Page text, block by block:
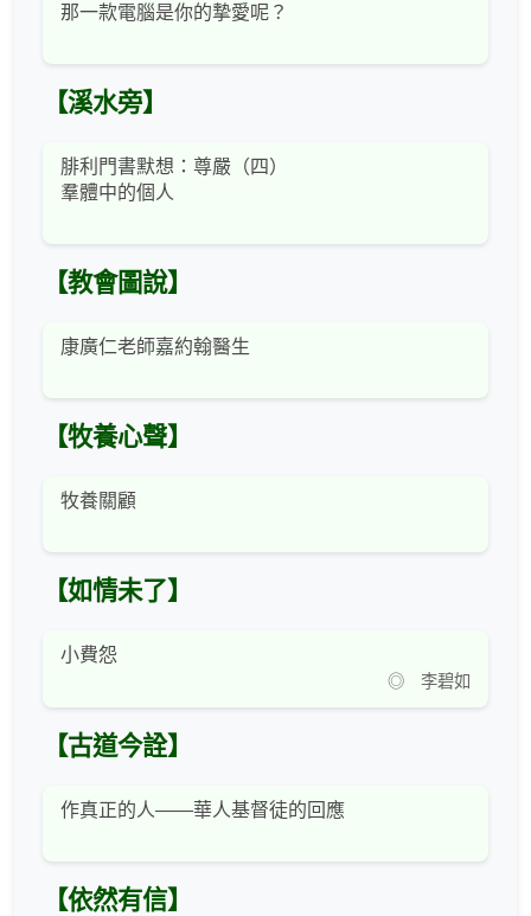
那一款電腦是你的摯愛呢？
【溪水旁】
腓利門書默想：尊嚴（四）
羣體中的個人
【教會圖說】
康廣仁老師嘉約翰醫生
【牧養心聲】
牧養關顧
【如情未了】
小費怨
◎ 李碧如
【古道今詮】
作真正的人——華人基督徒的回應
【依然有信】